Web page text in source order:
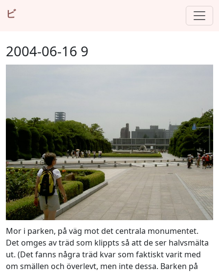
ビ
2004-06-16 9
Mor i parken, på väg mot det centrala monumentet.
Det omges av träd som klippts så att de ser halvsmälta
ut. (Det fanns några träd kvar som faktiskt varit med
om smällen och överlevt, men inte dessa. Barken på